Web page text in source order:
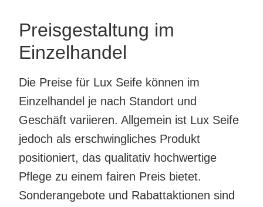
Preisgestaltung im
Einzelhandel
Die Preise für Lux Seife können im
Einzelhandel je nach Standort und
Geschäft variieren. Allgemein ist Lux Seife
jedoch als erschwingliches Produkt
positioniert, das qualitativ hochwertige
Pflege zu einem fairen Preis bietet.
Sonderangebote und Rabattaktionen sind